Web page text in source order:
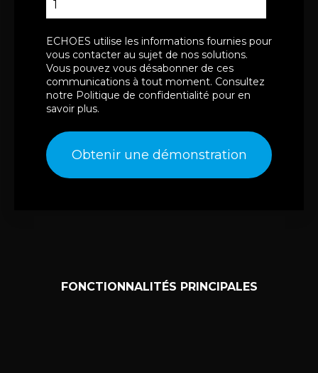
ECHOES utilise les informations fournies pour
vous contacter au sujet de nos solutions.
Vous pouvez vous désabonner de ces
communications à tout moment. Consultez
notre Politique de confidentialité pour en
savoir plus.
FONCTIONNALITÉS PRINCIPALES